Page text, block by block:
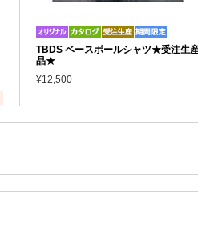
TBDS ベースボールシャツ★受注生
品★
¥12,500